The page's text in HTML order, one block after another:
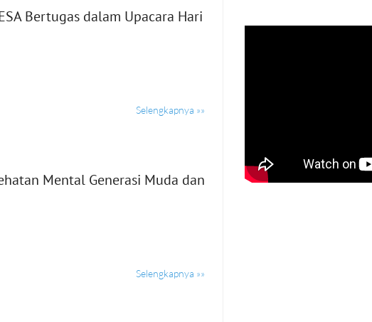
Bertugas dalam Upacara Hari
Selengkapnya »»
Mental Generasi Muda dan
Selengkapnya »»